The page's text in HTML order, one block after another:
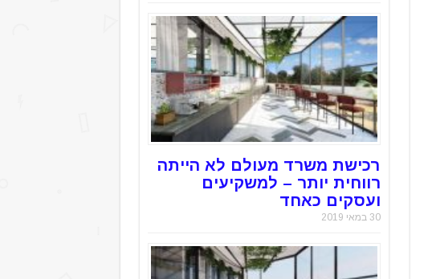
רכישת משרד מעולם לא הייתה
רווחית יותר – למשקיעים
ועסקים כאחד
30 במאי 2019